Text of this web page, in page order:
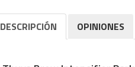
DESCRIPCIÓN OPINIONES